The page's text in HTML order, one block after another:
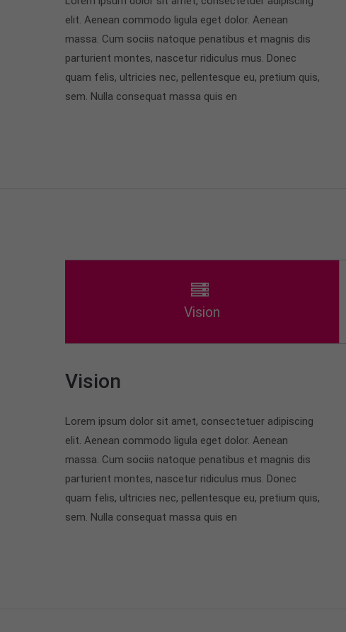
elit. Aenean commodo ligula eget dolor. Aenean
massa. Cum sociis natoque penatibus et magnis dis
parturient montes, nascetur ridiculus mus. Donec
quam felis, ultricies nec, pellentesque eu, pretium quis,
sem. Nulla consequat massa quis en
Vision
Vision
Lorem ipsum dolor sit amet, consectetuer adipiscing
elit. Aenean commodo ligula eget dolor. Aenean
massa. Cum sociis natoque penatibus et magnis dis
parturient montes, nascetur ridiculus mus. Donec
quam felis, ultricies nec, pellentesque eu, pretium quis,
sem. Nulla consequat massa quis en